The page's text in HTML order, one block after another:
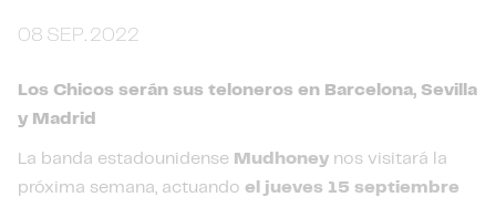
08 SEP. 2022
Los Chicos serán sus teloneros en Barcelona, Sevilla
y Madrid
La banda estadounidense Mudhoney nos visitará la
próxima semana, actuando el jueves 15 septiembre